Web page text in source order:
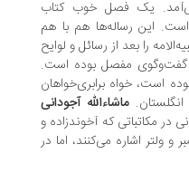
یک فصل خوب کتاب
رساله‌ها هم با هم
بعد از رسائل و لوایح
مفصل بوده است.
خواه برابری‌خواهان
ماشاءالله آجودانی
که آخوندزاده و
اشاره می‌کنند، اما در